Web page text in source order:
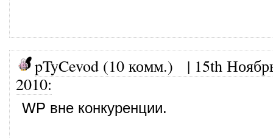
pTyCevod (10 комм.) | 15th
2010:
WP вне конкуренции.